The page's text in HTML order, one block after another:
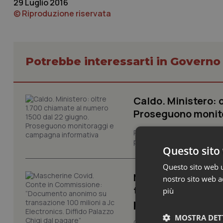
29 Luglio 2016
© Riproduzione riservata
Potrebbe interessarti in
Caldo. Ministero:
Proseguono
Prosegue il monitoraggio
per limitare gli effetti delle
Mascherine
transazione 100
pagare”
Questo
Questo sito web
nostro sito web
più
MOSTRA